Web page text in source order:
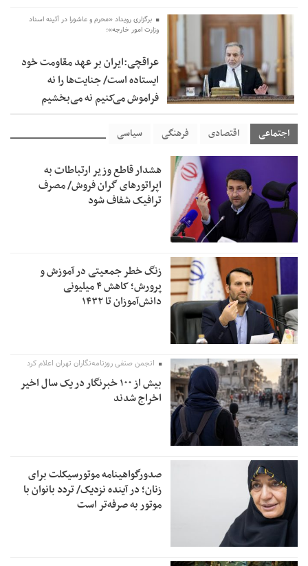
برگزاری رویداد «محرم و عاشورا در آئینه اسناد
وزارت امور خارجه»؛
عراقچی:ایران بر عهد مقاومت خود
ایستاده است/ جنایت‌ها را نه
فراموش می‌کنیم نه می‌بخشیم
اجتماعی اقتصادی فرهنگی سیاسی
هشدار قاطع وزیر ارتباطات به
اپراتورهای گران فروش/ مصرف
ترافیک شفاف شود
زنگ خطر جمعیتی در آموزش و
پرورش؛ کاهش ۴ میلیونی
دانش‌آموزان تا ۱۴۳۲
انجمن صنفی روزنامه‌نگاران تهران اعلام کرد
بیش از ۱۰۰ خبرنگار در یک سال اخیر
اخراج شدند
صدورگواهینامه موتورسیکلت برای
زنان؛ در آینده نزدیک/ تردد بانوان با
موتور به‌ صرفه‌تر است